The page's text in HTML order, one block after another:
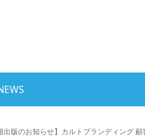
出版のお知らせ】カルトブランディング 顧